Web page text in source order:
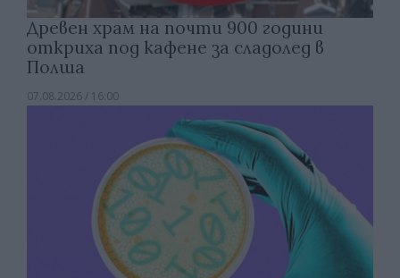
Древен храм на почти 900 години
откриха под кафене за сладолед в
Полша
07.08.2026 / 16:00